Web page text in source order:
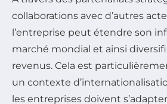
collaborations avec d’autres
l’entreprise peut étendre son
marché mondial et ainsi
revenus. Cela est
un contexte
les entreprises doivent